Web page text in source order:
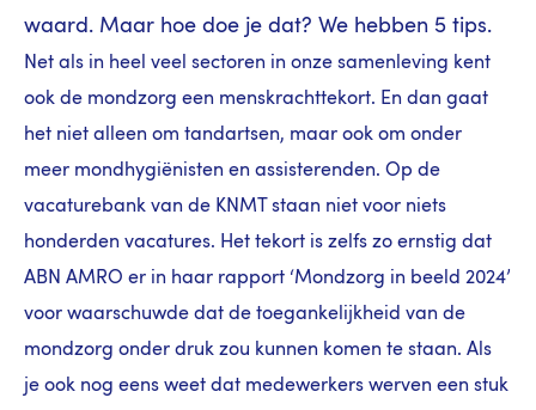
waard. Maar hoe doe je dat? We hebben 5 tips.
Net als in heel veel sectoren in onze samenleving kent
ook de mondzorg een menskrachttekort. En dan gaat
het niet alleen om tandartsen, maar ook om onder
meer mondhygiënisten en assisterenden. Op de
vacaturebank van de KNMT staan niet voor niets
honderden vacatures. Het tekort is zelfs zo ernstig dat
ABN AMRO er in haar rapport ‘Mondzorg in beeld 2024’
voor waarschuwde dat de toegankelijkheid van de
mondzorg onder druk zou kunnen komen te staan. Als
je ook nog eens weet dat medewerkers werven een stuk